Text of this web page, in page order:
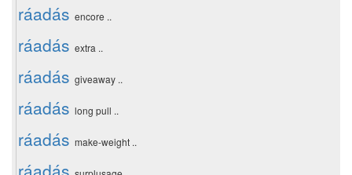
ráadás encore ..
ráadás extra ..
ráadás giveaway ..
ráadás long pull ..
ráadás make-weight ..
ráadás